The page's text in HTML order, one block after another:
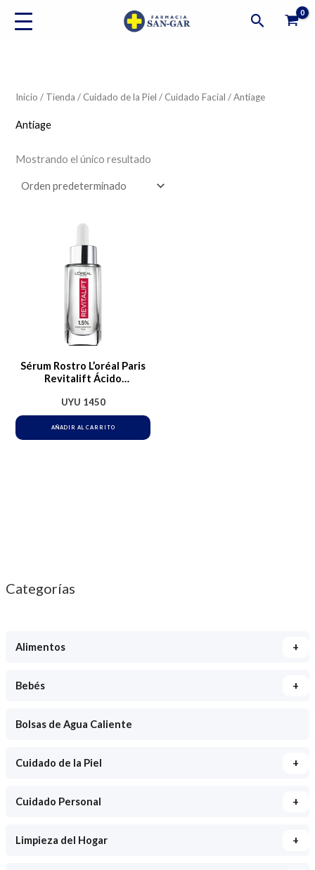
Buscar
Categorías
Alimentos +
Bebés +
Bolsas de Agua Caliente
Cuidado de la Piel +
Cuidado Personal +
Limpieza del Hogar +
Inicio / Tienda / Cuidado de la Piel / Cuidado Facial / Antiage
Antiage
Mostrando el único resultado
Sérum Rostro L’oréal Paris
Revitalift Ácido
Paris Todo Tipo De Piel
Día/noche
UYU 1450
AÑADIR AL CARRITO